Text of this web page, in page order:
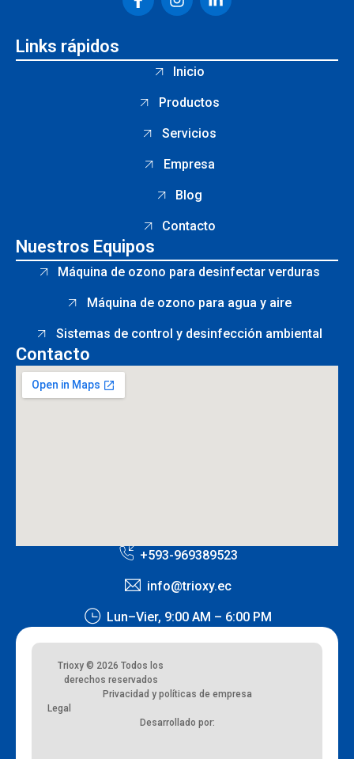
Links rápidos
Inicio
Productos
Servicios
Empresa
Blog
Contacto
Nuestros Equipos
Máquina de ozono para desinfectar verduras
Máquina de ozono para agua y aire
Sistemas de control y desinfección ambiental
Contacto
+593-969389523
info@trioxy.ec
Lun–Vier, 9:00 AM – 6:00 PM
Trioxy © 2026 Todos los
derechos reservados
Privacidad y políticas de empresa
Legal
Desarrollado por: